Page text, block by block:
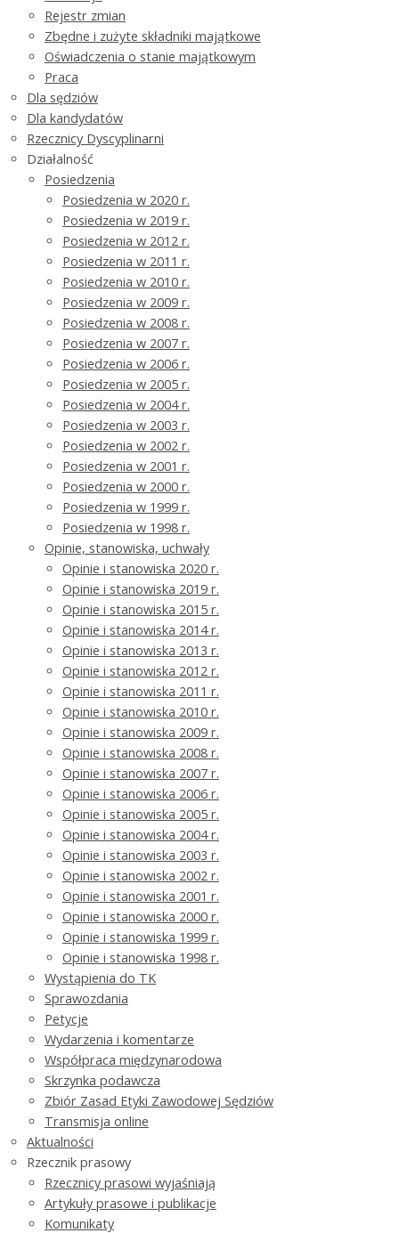
Rejestr zmian
Zbędne i zużyte składniki majątkowe
Oświadczenia o stanie majątkowym
Praca
Dla sędziów
Dla kandydatów
Rzecznicy Dyscyplinarni
Działalność
Posiedzenia
Posiedzenia w 2020 r.
Posiedzenia w 2019 r.
Posiedzenia w 2012 r.
Posiedzenia w 2011 r.
Posiedzenia w 2010 r.
Posiedzenia w 2009 r.
Posiedzenia w 2008 r.
Posiedzenia w 2007 r.
Posiedzenia w 2006 r.
Posiedzenia w 2005 r.
Posiedzenia w 2004 r.
Posiedzenia w 2003 r.
Posiedzenia w 2002 r.
Posiedzenia w 2001 r.
Posiedzenia w 2000 r.
Posiedzenia w 1999 r.
Posiedzenia w 1998 r.
Opinie, stanowiska, uchwały
Opinie i stanowiska 2020 r.
Opinie i stanowiska 2019 r.
Opinie i stanowiska 2015 r.
Opinie i stanowiska 2014 r.
Opinie i stanowiska 2013 r.
Opinie i stanowiska 2012 r.
Opinie i stanowiska 2011 r.
Opinie i stanowiska 2010 r.
Opinie i stanowiska 2009 r.
Opinie i stanowiska 2008 r.
Opinie i stanowiska 2007 r.
Opinie i stanowiska 2006 r.
Opinie i stanowiska 2005 r.
Opinie i stanowiska 2004 r.
Opinie i stanowiska 2003 r.
Opinie i stanowiska 2002 r.
Opinie i stanowiska 2001 r.
Opinie i stanowiska 2000 r.
Opinie i stanowiska 1999 r.
Opinie i stanowiska 1998 r.
Wystąpienia do TK
Sprawozdania
Petycje
Wydarzenia i komentarze
Współpraca międzynarodowa
Skrzynka podawcza
Zbiór Zasad Etyki Zawodowej Sędziów
Transmisja online
Aktualności
Rzecznik prasowy
Rzecznicy prasowi wyjaśniają
Artykuły prasowe i publikacje
Komunikaty